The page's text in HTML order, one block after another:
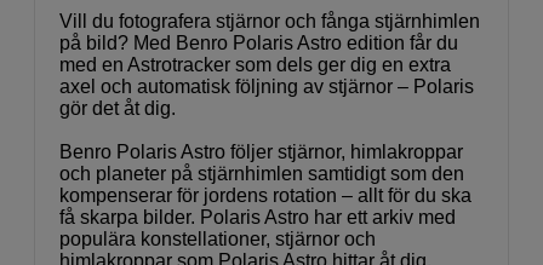
Vill du fotografera stjärnor och fånga stjärnhimlen
på bild? Med Benro Polaris Astro edition får du
med en Astrotracker som dels ger dig en extra
axel och automatisk följning av stjärnor – Polaris
gör det åt dig.
Benro Polaris Astro följer stjärnor, himlakroppar
och planeter på stjärnhimlen samtidigt som den
kompenserar för jordens rotation – allt för du ska
få skarpa bilder. Polaris Astro har ett arkiv med
populära konstellationer, stjärnor och
himlakroppar som Polaris Astro hittar åt dig.